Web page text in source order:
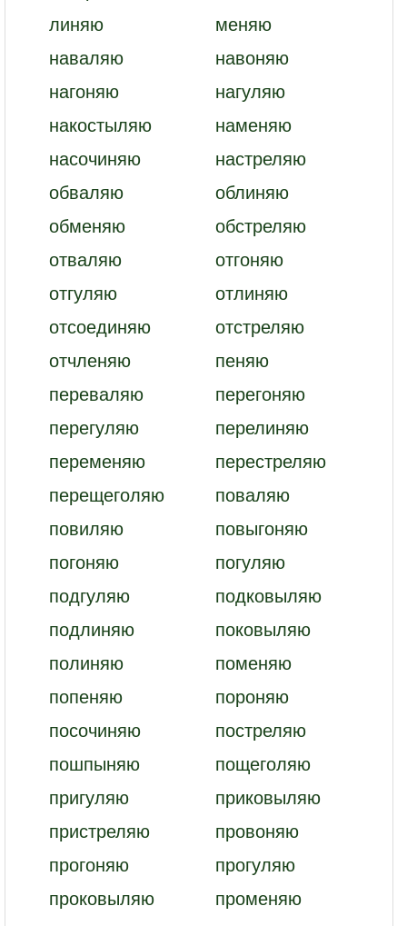
линяю
меняю
наваляю
навоняю
нагоняю
нагуляю
накостыляю
наменяю
насочиняю
настреляю
обваляю
облиняю
обменяю
обстреляю
отваляю
отгоняю
отгуляю
отлиняю
отсоединяю
отстреляю
отчленяю
пеняю
переваляю
перегоняю
перегуляю
перелиняю
переменяю
перестреляю
перещеголяю
поваляю
повиляю
повыгоняю
погоняю
погуляю
подгуляю
подковыляю
подлиняю
поковыляю
полиняю
поменяю
попеняю
пороняю
посочиняю
постреляю
пошпыняю
пощеголяю
пригуляю
приковыляю
пристреляю
провоняю
прогоняю
прогуляю
проковыляю
променяю